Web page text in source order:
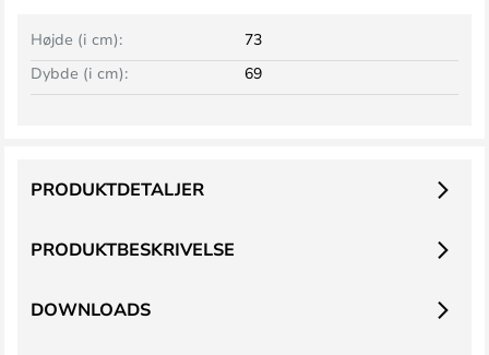
Højde (i cm):
73
Dybde (i cm):
69
PRODUKTBESKRIVELSE
PRODUKTDETALJER
DOWNLOADS